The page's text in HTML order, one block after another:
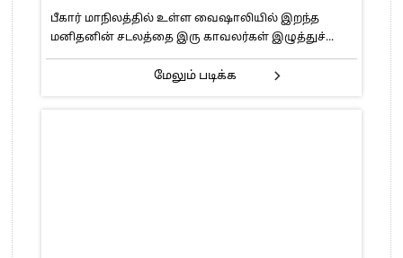
பீகார் மாநிலத்தில் உள்ள வைஷாலியில் இறந்த
மனிதனின் சடலத்தை இரு காவலர்கள் இழுத்துச்...
மேலும் படிக்க